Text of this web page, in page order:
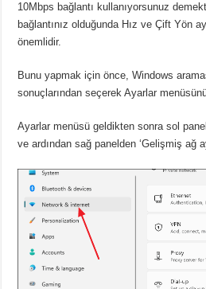
10Mbps bağlantı kullanıyorsunuz
bağlantınız olduğunda Hız ve Çift Yön
önemlidir.
Bunu yapmak için önce, Windows
sonuçlarından seçerek Ayarlar
Ayarlar menüsü geldikten sonra sol
ve ardından sağ panelden ‘Gelişmiş ağ